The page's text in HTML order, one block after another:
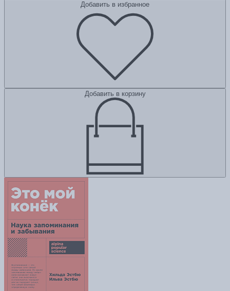
Добавить в избранное
Добавить в корзину